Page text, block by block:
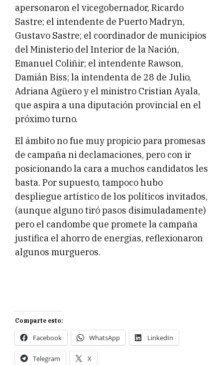
apersonaron el vicegobernador, Ricardo
Sastre; el intendente de Puerto Madryn,
Gustavo Sastre; el coordinador de municipios
del Ministerio del Interior de la Nación,
Emanuel Coliñir; el intendente Rawson,
Damián Biss; la intendenta de 28 de Julio,
Adriana Agüero y el ministro Cristian Ayala,
que aspira a una diputación provincial en el
próximo turno.
El ámbito no fue muy propicio para promesas
de campaña ni declamaciones, pero con ir
posicionando la cara a muchos candidatos les
basta. Por supuesto, tampoco hubo
despliegue artístico de los políticos invitados,
(aunque alguno tiró pasos disimuladamente)
pero el candombe que promete la campaña
justifica el ahorro de energías, reflexionaron
algunos murgueros.
Comparte esto:
Facebook WhatsApp LinkedIn
Telegram X